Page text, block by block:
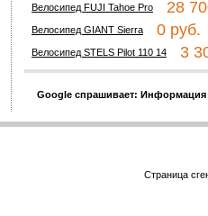
Велосипед FUJI Tahoe Pro 28
Велосипед GIANT Sierra 0 руб.
Велосипед STELS Pilot 110 14 3
Google спрашивает:
Страница